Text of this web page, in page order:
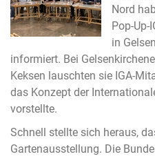
Nord
Pop-
in
informiert. Bei
Keksen lauschten sie IGA-
das Konzept der
vorstellte.
Schnell stellte sich heraus,
Gartenausstellung. Die